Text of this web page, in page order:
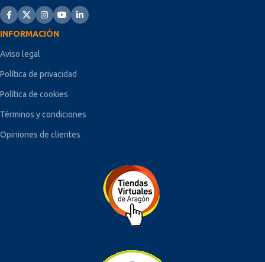
INFORMACIÓN
Aviso legal
Política de privacidad
Política de cookies
Términos y condiciones
Opiniones de clientes